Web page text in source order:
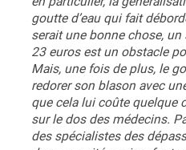
goutte d’eau qui fait
serait une bonne chose,
23 euros est un obstacle
Mais, une fois de plus, le
redorer son blason avec
que cela lui coûte quelque
sur le dos des médecins.
des spécialistes des